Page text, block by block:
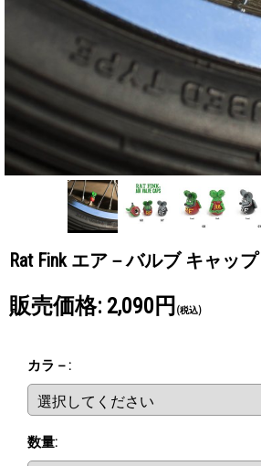
Rat Fink エア－バルブ キャップ
販売価格: 2,090円 (税込)
カラ－:
数量: